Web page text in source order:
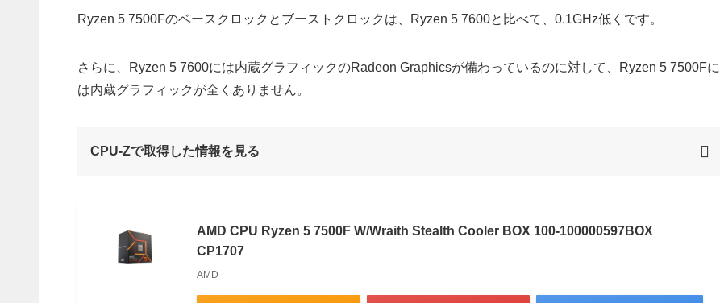
Ryzen 5 7500Fのベースクロックとブーストクロックは、Ryzen 5 7600と比べて、0.1GHz低くです。
さらに、Ryzen 5 7600には内蔵グラフィックのRadeon Graphicsが備わっているのに対して、Ryzen 5 7500Fに
は内蔵グラフィックが全くありません。
CPU-Zで取得した情報を見る
AMD CPU Ryzen 5 7500F W/Wraith Stealth Cooler BOX 100-100000597BOX
CP1707
AMD